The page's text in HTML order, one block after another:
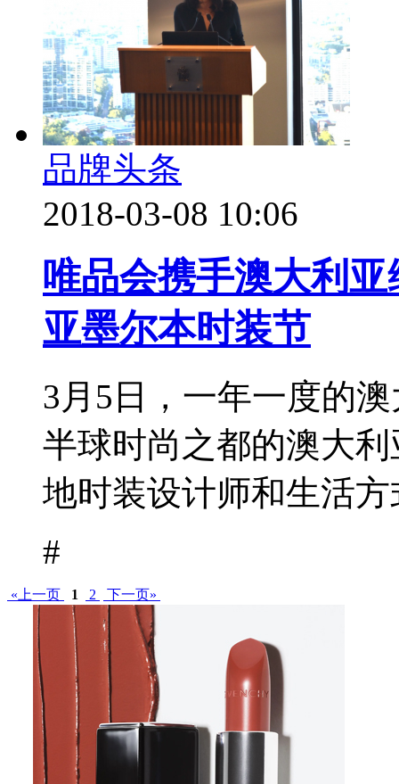
品牌头条
2018-03-08 10:06
唯品会携手澳大利
亚墨尔本时装节
3月5日，一年一度的
半球时尚之都的澳大
地时装设计师和生活方
#
«上一页 1 2 下一页»